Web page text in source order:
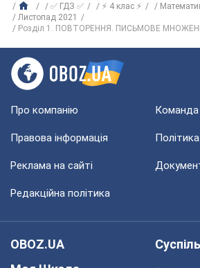
✅ ГДЗ ✅ ⚡ 4 клас ⚡
Листопад 2021
Розділ 1. ПОВТОРЕННЯ. ПИСЬМОВЕ
Про компанію Команда
Правова інформація
Реклама на сайті
Редакційна політика
OBOZ.UA